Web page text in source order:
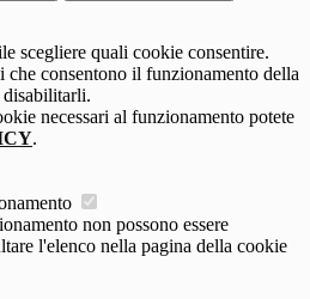
scegliere quali cookie consentire.
che consentono il funzionamento della
disabilitarli.
necessari al funzionamento potete
.
non possono essere
l'elenco nella pagina della cookie